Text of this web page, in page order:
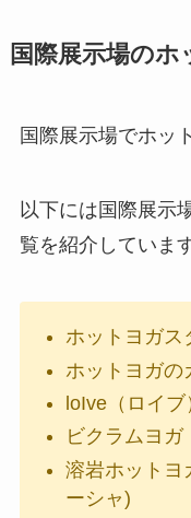
国際展示場の
国際展示場でホッ
以下には国際展示
覧を紹介しています
ホットヨガス
ホットヨガの
loIve（ロイブ
ビクラムヨガ
溶岩ホットヨ
ーシャ)